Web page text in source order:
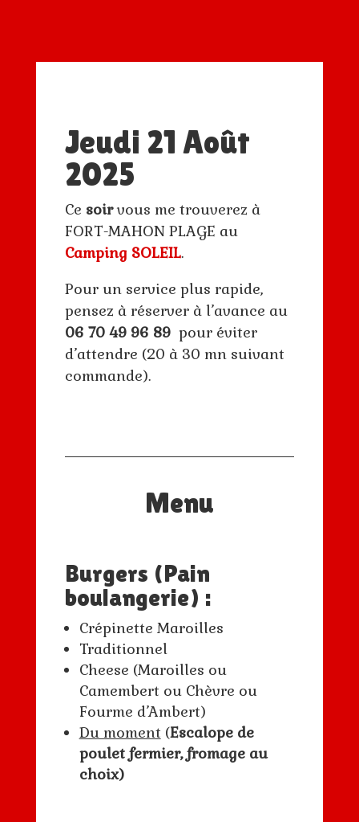
Jeudi 21 Août
2025
Ce soirvous me trouverez à
FORT-MAHON PLAGE au
Camping SOLEIL.
Pour un service plus rapide,
pensez à réserver à l’avance au
06 70 49 96 89pour éviter
d’attendre (20 à 30 mn suivant
commande).
Menu
Burgers (Pain
boulangerie) :
Crépinette Maroilles
Traditionnel
Cheese (Maroilles ou
Camembert ou Chèvre ou
Fourme d’Ambert)
Du moment (Escalope de
poulet fermier, fromage au
choix)